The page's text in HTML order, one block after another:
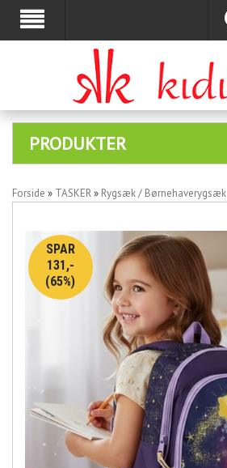
PRODUKTER
Forside » TASKER» Rygsæk / Børnehaverygsæk
SPAR
131,-
(65%)